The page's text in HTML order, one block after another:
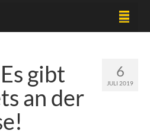
6
JULI 2019
gibt
an der